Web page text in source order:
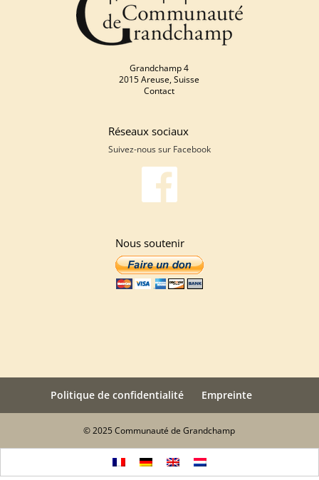
Grandchamp 4
2015 Areuse, Suisse
Contact
Réseaux sociaux
Suivez-nous sur Facebook
Nous soutenir
Politique de confidentialité Empreinte
© 2025 Communauté de Grandchamp